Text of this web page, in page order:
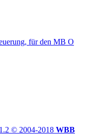
für den MB O
© 2004-2018 WBB